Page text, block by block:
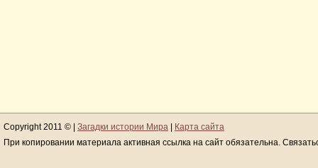
Copyright 2011 © | Загадки истории Мира
Карта сайта
При копировании материала активная ссылка на сайт обязательна.